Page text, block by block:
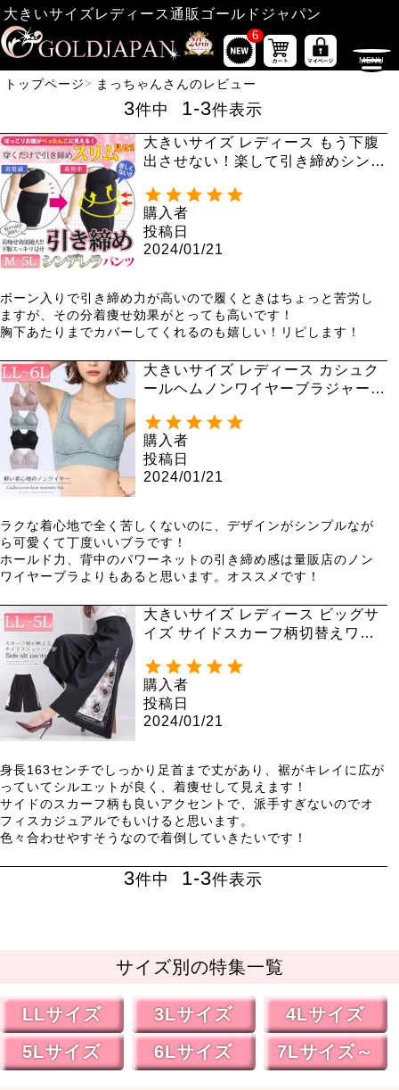
大きいサイズレディース通販ゴールドジャパン
6
トップページ まっちゃんさんのレビュー
3件中 1-3件表示
大きいサイズ レディース もう下腹
出させない！楽して引き締めシンデ
可】3分丈 股擦れ 股ズレ 股ずれ
購入者
投稿日
2024/01/21
ボーン入りで引き締め力が高いので履くときはちょっと苦労し
ますが、その分着痩せ効果がとっても高いです！
胸下あたりまでカバーしてくれるのも嬉しい！リピします！
大きいサイズ レディース カシュク
ールヘムノンワイヤーブラジャー
購入者
投稿日
2024/01/21
ラクな着心地で全く苦しくないのに、デザインがシンプルなが
ら可愛くて丁度いいブラです！
ホールド力、背中のパワーネットの引き締め感は量販店のノン
ワイヤーブラよりもあると思います。オススメです！
大きいサイズ レディース ビッグサ
イズ サイドスカーフ柄切替えワイ
購入者
投稿日
2024/01/21
身長163センチでしっかり足首まで丈があり、裾がキレイに広が
っていてシルエットが良く、着痩せして見えます！
サイドのスカーフ柄も良いアクセントで、派手すぎないのでオ
フィスカジュアルでもいけると思います。
色々合わせやすそうなので着倒していきたいです！
3件中 1-3件表示
サイズ別の特集一覧
LLサイズ 3Lサイズ
4Lサイズ
5Lサイズ
6Lサイズ 7Lサイズ～